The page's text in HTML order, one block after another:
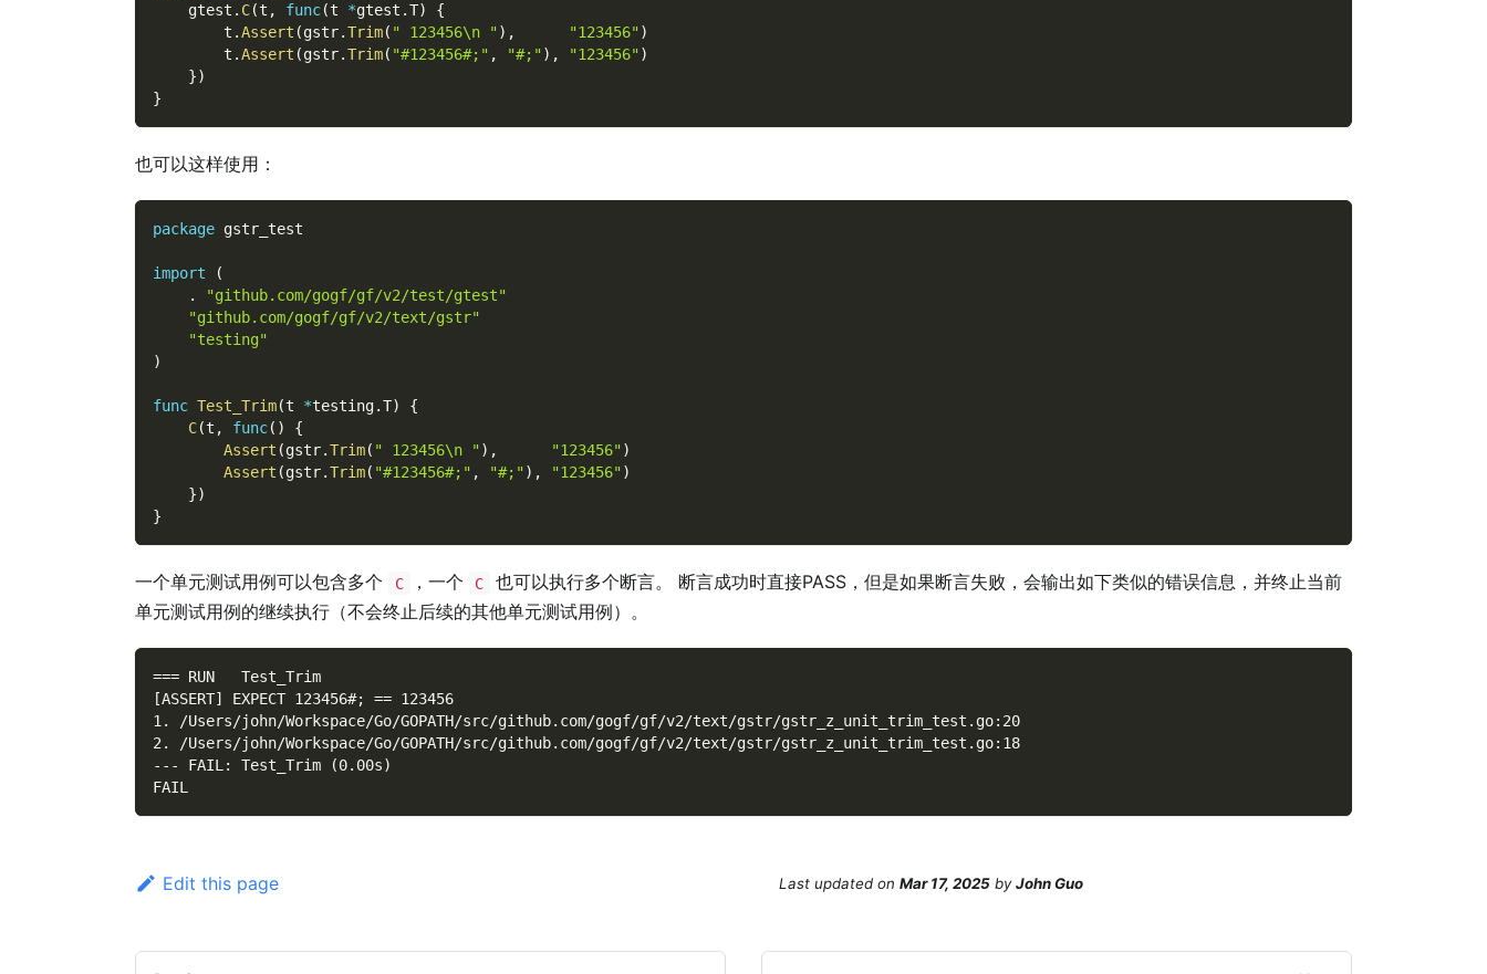
    gtest
. C(t , func(t *gtest .T)
{
        t
.Assert (gstr.Trim( " 123456\n ") , "123456")
        t
.Assert (gstr.Trim( "#123456#;" , "#;") , "123456")
})
}
也可以这样使用：
package gstr_test
import
(
.
"github.com/gogf/gf/v2/test/gtest"
"github.com/gogf/gf/v2/text/gstr"
"testing"
)
func Test_Trim(t *testing.T)
{
C(t , func( )
{
Assert (gstr.Trim( " 123456\n ") , "123456")
Assert (gstr.Trim( "#123456#;" , "#;") , "123456")
})
}
一个单元测试用例可以包含多个 C ，一个 C
也可以执行多个断言。 断言成功时直接PASS，但是如果断言失败，会输出如下类似的错误信息，并终止当前
单元测试用例的继续执行（不会终止后续的其他单元测试用例）。
=== RUN   Test_Trim
[ASSERT] EXPECT 123456#; == 123456
1. /Users/john/Workspace/Go/GOPATH/src/github.com/gogf/gf/v2/text/gstr/gstr_z_unit_trim_test.go:20
2. /Users/john/Workspace/Go/GOPATH/src/github.com/gogf/gf/v2/text/gstr/gstr_z_unit_trim_test.go:18
--- FAIL: Test_Trim (0.00s)
FAIL
Edit this page Last updated on Mar 17, 2025 byJohn Guo